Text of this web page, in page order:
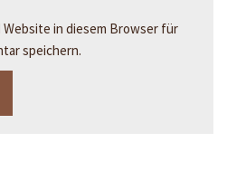
Website in diesem Browser für
speichern.